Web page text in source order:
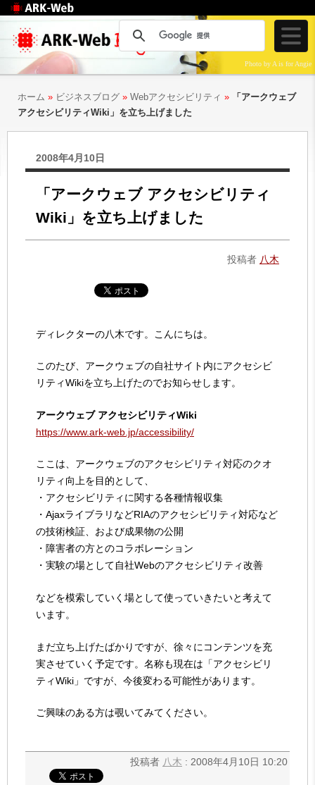
Web制作のアークウェ
ブ
ホーム » ビジネスブログ » Webアクセシビリティ »
「アークウェブ
アクセシビリティWiki」を立ち上げました
2008年4月10日
「アークウェブ アクセシビリティ
Wiki」を立ち上げました
投稿者 八木
ディレクターの八木です。こんにちは。
このたび、アークウェブの自社サイト内にアクセシビ
リティWikiを立ち上げたのでお知らせします。
アークウェブ アクセシビリティWiki
https://www.ark-web.jp/accessibility/
ここは、アークウェブのアクセシビリティ対応のクオ
リティ向上を目的として、
・アクセシビリティに関する各種情報収集
・AjaxライブラリなどRIAのアクセシビリティ対応など
の技術検証、および成果物の公開
・障害者の方とのコラボレーション
・実験の場として自社Webのアクセシビリティ改善
などを模索していく場として使っていきたいと考えて
います。
まだ立ち上げたばかりですが、徐々にコンテンツを充
実させていく予定です。名称も現在は「アクセシビリ
ティWiki」ですが、今後変わる可能性があります。
ご興味のある方は覗いてみてください。
投稿者 八木 : 2008年4月10日 10:20
Photo by A is for Angie